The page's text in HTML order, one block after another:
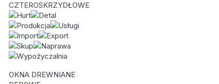
CZTEROSKRZYDŁOWE
OKNA DREWNIANE